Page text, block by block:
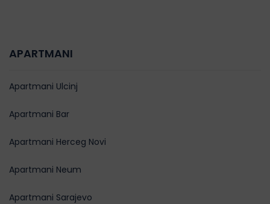
APARTMANI
Apartmani Ulcinj
Apartmani Bar
Apartmani Herceg Novi
Apartmani Neum
Apartmani Sarajevo